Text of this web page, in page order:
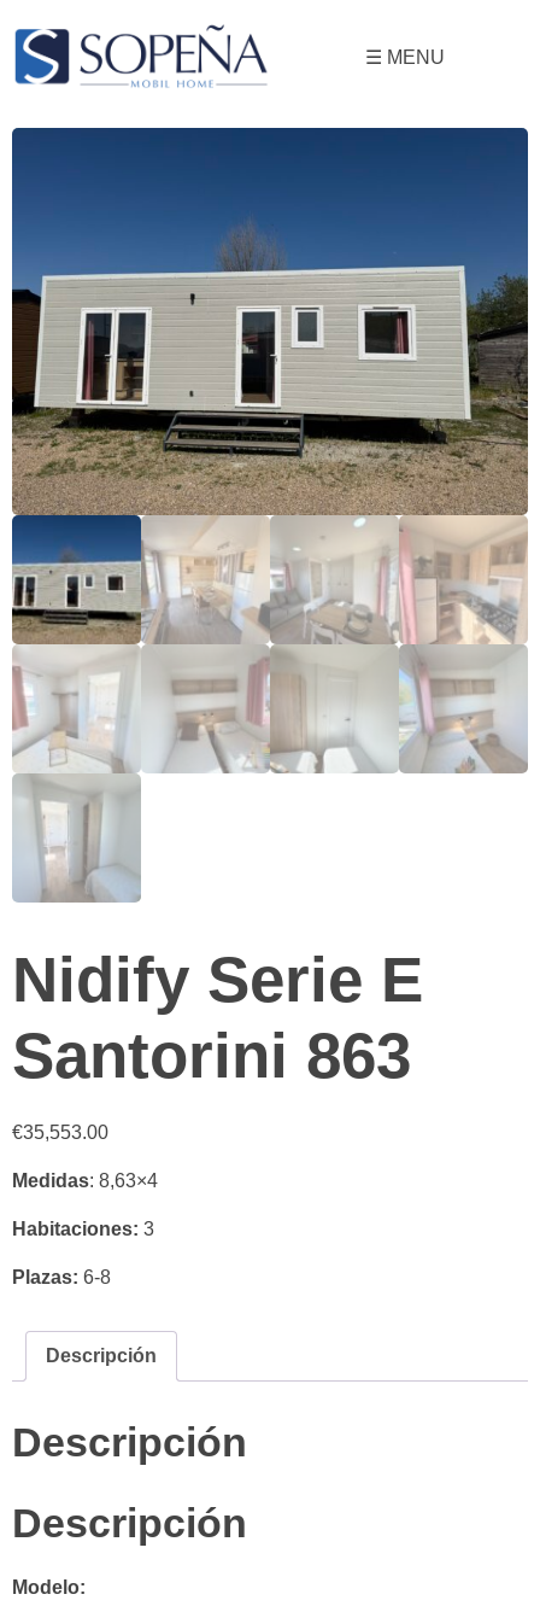
☰ MENU
Nidify Serie E
Santorini 863
€35,553.00
Medidas: 8,63×4
Habitaciones: 3
Plazas: 6-8
Descripción
Descripción
Descripción
Modelo: